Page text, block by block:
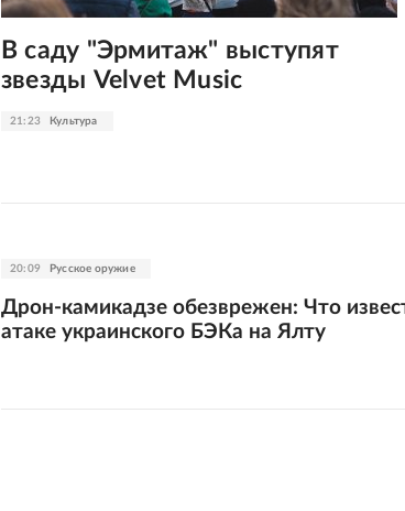
21:23 Культура
В саду "Эрмитаж" выступят
звезды Velvet Music
20:09 Русское оружие
Дрон-камикадзе обезврежен: Что
атаке украинского БЭКа на Ялту